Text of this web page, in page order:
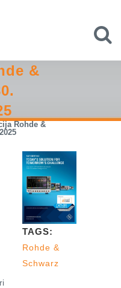
&
Rohde &
TAGS:
Rohde &
Schwarz